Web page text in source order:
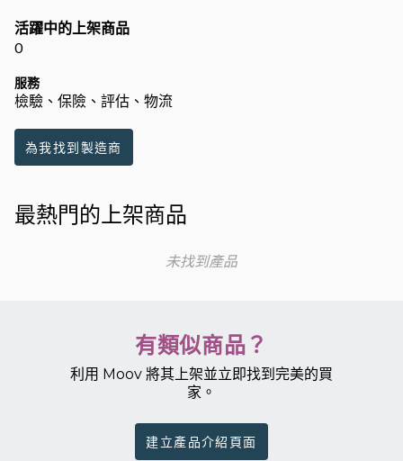
活躍中的上架商品
0
服務
檢驗、保險、評估、物流
為我找到製造商
最熱門的上架商品
未找到產品
有類似商品？
利用 Moov 將其上架並立即找到完美的買
家。
建立產品介紹頁面